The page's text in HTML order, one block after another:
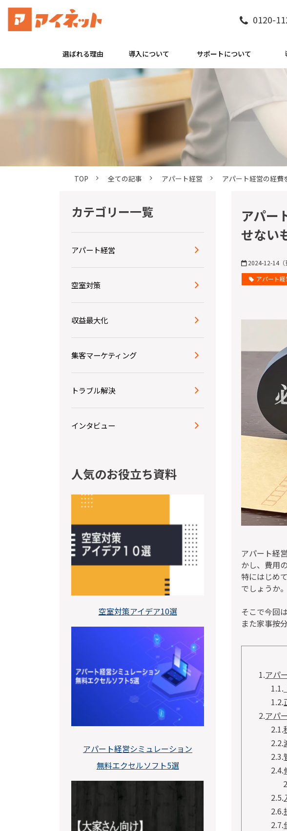
0120-
選ばれる理由 導入について サポートについて
TOP 全ての記事 アパート経営 アパート経営の経費
カテゴリー一覧
アパート経営
空室対策
収益最大化
集客マーケティング
トラブル解決
インタビュー
人気のお役立ち資料
空室対策アイデア10選
アパート経営シミュレーション
無料エクセルソフト5選
アパー
せない
2024-12-14（
アパート
アパート経
かし、費用
特にはじめ
でしょうか。
そこで今回
また家事按
1.アパ
1.1.
1.2.
2.アパ
2.1.
2.2.
2.3.
2.4.
2.5.
2.6.
2.7.